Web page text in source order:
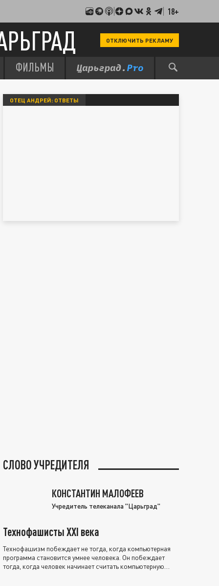
18+
ОТКЛЮЧИТЬ РЕКЛАМУ
ФИЛЬМЫ
ОТЕЦ АНДРЕЙ: ОТВЕТЫ
СЛОВО УЧРЕДИТЕЛЯ
КОНСТАНТИН МАЛОФЕЕВ
Учредитель телеканала "Царьград"
Технофашисты XXI века
Технофашизм побеждает не тогда, когда компьютерная
программа становится умнее человека. Он побеждает
тогда, когда человек начинает считать компьютерную